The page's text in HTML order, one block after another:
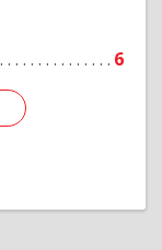
6
Подробнее